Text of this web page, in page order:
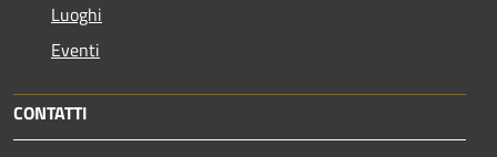
Luoghi
Eventi
CONTATTI